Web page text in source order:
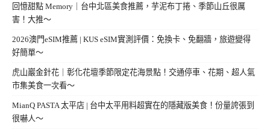
回憶甜點 Memory｜台中北區美食推薦，芋泥布丁捲、季節山丘很厲
害！大推～
2026澳門eSIM推薦 | KUS eSIM實測評價：免換卡、免翻牆，旅遊變得
好簡單～
虎山巖金針花｜彰化花壇季節限定花海景點！交通停車、花期、超人氣
市集美食一次看～
MianQ PASTA 太平店 | 台中太平用料超實在的隱藏版美食！份量誇張到
很嚇人～